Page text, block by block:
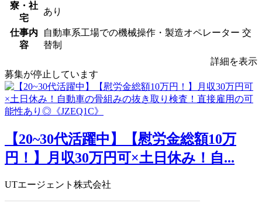
寮・社
宅
あり
仕事内
容
自動車系工場での機械操作・製造オペレーター 交
替制
詳細を表示
募集が停止しています
【20~30代活躍中】【慰労金総額10万
円！】月収30万円可×土日休み！自...
UTエージェント株式会社